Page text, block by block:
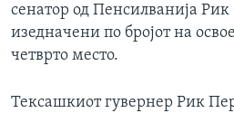
сенатор од Пенсилванија
изедначени по бројот на
четврто место.
Тексашкиот гувернер Рик